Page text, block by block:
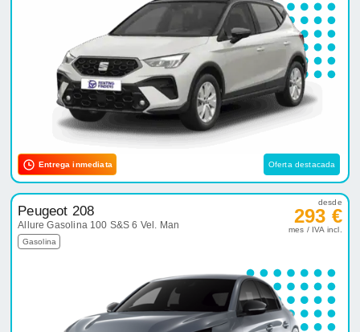
Entrega inmediata Oferta destacada
Peugeot 208
Allure Gasolina 100 S&S 6 Vel. Man
Gasolina
desde
293 €
mes / IVA incl.